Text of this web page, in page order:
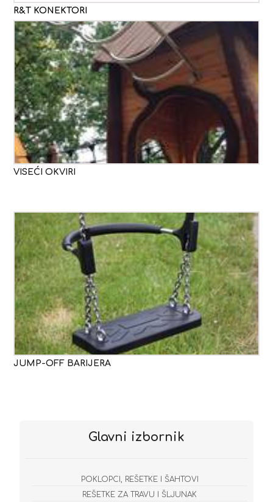
R&T KONEKTORI
VISEĆI OKVIRI
JUMP-OFF BARIJERA
Glavni izbornik
POKLOPCI, REŠETKE I ŠAHTOVI
REŠETKE ZA TRAVU I ŠLJUNAK